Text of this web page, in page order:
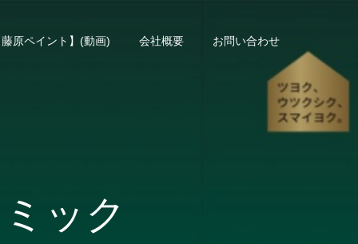
原ペイント】(動画) 会社概要 お問い合わせ
ック